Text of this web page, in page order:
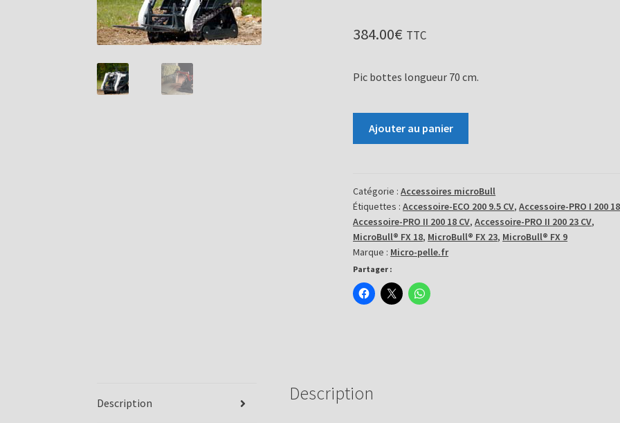
384.00€ TTC
Pic bottes longueur 70 cm.
Ajouter au panier
Catégorie :Accessoires microBull
Étiquettes :Accessoire-ECO 200 9.5 CV,Accessoire-PRO I 200
Accessoire-PRO II 200 18 CV,Accessoire-PRO II 200 23 CV,
MicroBull® FX 18, MicroBull® FX 23, MicroBull® FX 9
Marque : Micro-pelle.fr
Partager :
Description Description